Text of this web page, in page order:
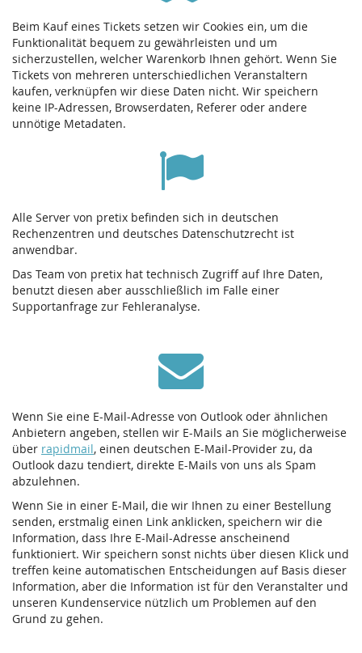
Beim Kauf eines Tickets setzen wir Cookies ein, um die
Funktionalität bequem zu gewährleisten und um
sicherzustellen, welcher Warenkorb Ihnen gehört. Wenn Sie
Tickets von mehreren unterschiedlichen Veranstaltern
kaufen, verknüpfen wir diese Daten nicht. Wir speichern
keine IP-Adressen, Browserdaten, Referer oder andere
unnötige Metadaten.
Alle Server von pretix befinden sich in deutschen
Rechenzentren und deutsches Datenschutzrecht ist
anwendbar.
Das Team von pretix hat technisch Zugriff auf Ihre Daten,
benutzt diesen aber ausschließlich im Falle einer
Supportanfrage zur Fehleranalyse.
Wenn Sie eine E-Mail-Adresse von Outlook oder ähnlichen
Anbietern angeben, stellen wir E-Mails an Sie möglicherweise
über rapidmail, einen deutschen E-Mail-Provider zu, da
Outlook dazu tendiert, direkte E-Mails von uns als Spam
abzulehnen.
Wenn Sie in einer E-Mail, die wir Ihnen zu einer Bestellung
senden, erstmalig einen Link anklicken, speichern wir die
Information, dass Ihre E-Mail-Adresse anscheinend
funktioniert. Wir speichern sonst nichts über diesen Klick und
treffen keine automatischen Entscheidungen auf Basis dieser
Information, aber die Information ist für den Veranstalter und
unseren Kundenservice nützlich um Problemen auf den
Grund zu gehen.